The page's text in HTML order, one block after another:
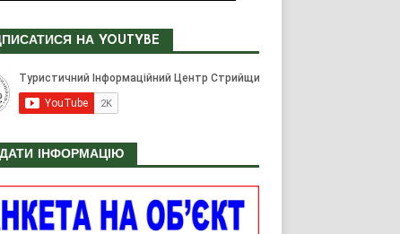
НА YOUTYBE
ІНФОРМАЦІЮ